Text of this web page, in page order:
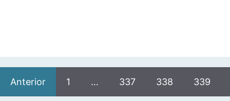
Anterior 1 … 337 338 339